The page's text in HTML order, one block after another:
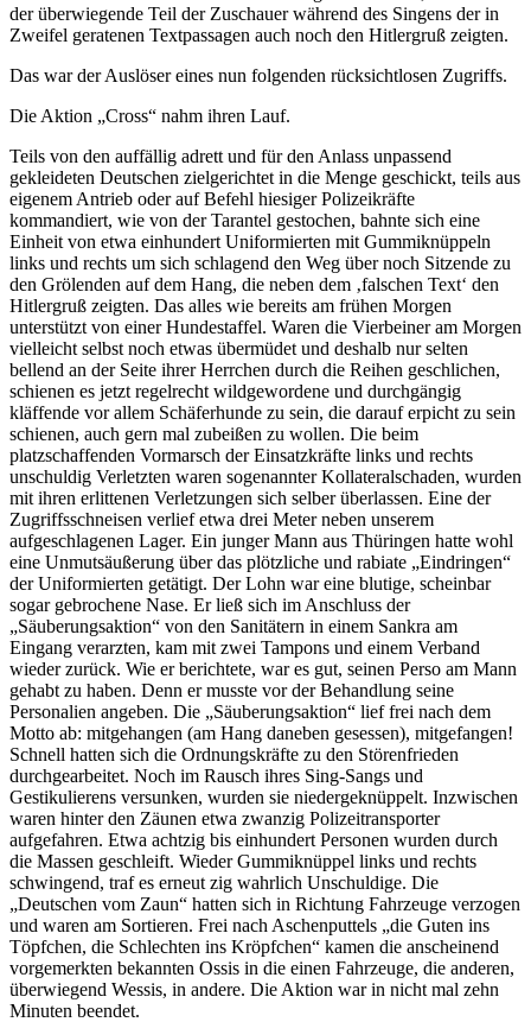
der überwiegende Teil der Zuschauer während des Singens der in
Zweifel geratenen Textpassagen auch noch den Hitlergruß zeigten.
Das war der Auslöser eines nun folgenden rücksichtlosen Zugriffs.
Die Aktion „Cross“ nahm ihren Lauf.
Teils von den auffällig adrett und für den Anlass unpassend
gekleideten Deutschen zielgerichtet in die Menge geschickt, teils aus
eigenem Antrieb oder auf Befehl hiesiger Polizeikräfte
kommandiert, wie von der Tarantel gestochen, bahnte sich eine
Einheit von etwa einhundert Uniformierten mit Gummiknüppeln
links und rechts um sich schlagend den Weg über noch Sitzende zu
den Grölenden auf dem Hang, die neben dem ‚falschen Text‘ den
Hitlergruß zeigten. Das alles wie bereits am frühen Morgen
unterstützt von einer Hundestaffel. Waren die Vierbeiner am Morgen
vielleicht selbst noch etwas übermüdet und deshalb nur selten
bellend an der Seite ihrer Herrchen durch die Reihen geschlichen,
schienen es jetzt regelrecht wildgewordene und durchgängig
kläffende vor allem Schäferhunde zu sein, die darauf erpicht zu sein
schienen, auch gern mal zubeißen zu wollen. Die beim
platzschaffenden Vormarsch der Einsatzkräfte links und rechts
unschuldig Verletzten waren sogenannter Kollateralschaden, wurden
mit ihren erlittenen Verletzungen sich selber überlassen. Eine der
Zugriffsschneisen verlief etwa drei Meter neben unserem
aufgeschlagenen Lager. Ein junger Mann aus Thüringen hatte wohl
eine Unmutsäußerung über das plötzliche und rabiate „Eindringen“
der Uniformierten getätigt. Der Lohn war eine blutige, scheinbar
sogar gebrochene Nase. Er ließ sich im Anschluss der
„Säuberungsaktion“ von den Sanitätern in einem Sankra am
Eingang verarzten, kam mit zwei Tampons und einem Verband
wieder zurück. Wie er berichtete, war es gut, seinen Perso am Mann
gehabt zu haben. Denn er musste vor der Behandlung seine
Personalien angeben. Die „Säuberungsaktion“ lief frei nach dem
Motto ab: mitgehangen (am Hang daneben gesessen), mitgefangen!
Schnell hatten sich die Ordnungskräfte zu den Störenfrieden
durchgearbeitet. Noch im Rausch ihres Sing-Sangs und
Gestikulierens versunken, wurden sie niedergeknüppelt. Inzwischen
waren hinter den Zäunen etwa zwanzig Polizeitransporter
aufgefahren. Etwa achtzig bis einhundert Personen wurden durch
die Massen geschleift. Wieder Gummiknüppel links und rechts
schwingend, traf es erneut zig wahrlich Unschuldige. Die
„Deutschen vom Zaun“ hatten sich in Richtung Fahrzeuge verzogen
und waren am Sortieren. Frei nach Aschenputtels „die Guten ins
Töpfchen, die Schlechten ins Kröpfchen“ kamen die anscheinend
vorgemerkten bekannten Ossis in die einen Fahrzeuge, die anderen,
überwiegend Wessis, in andere. Die Aktion war in nicht mal zehn
Minuten beendet.